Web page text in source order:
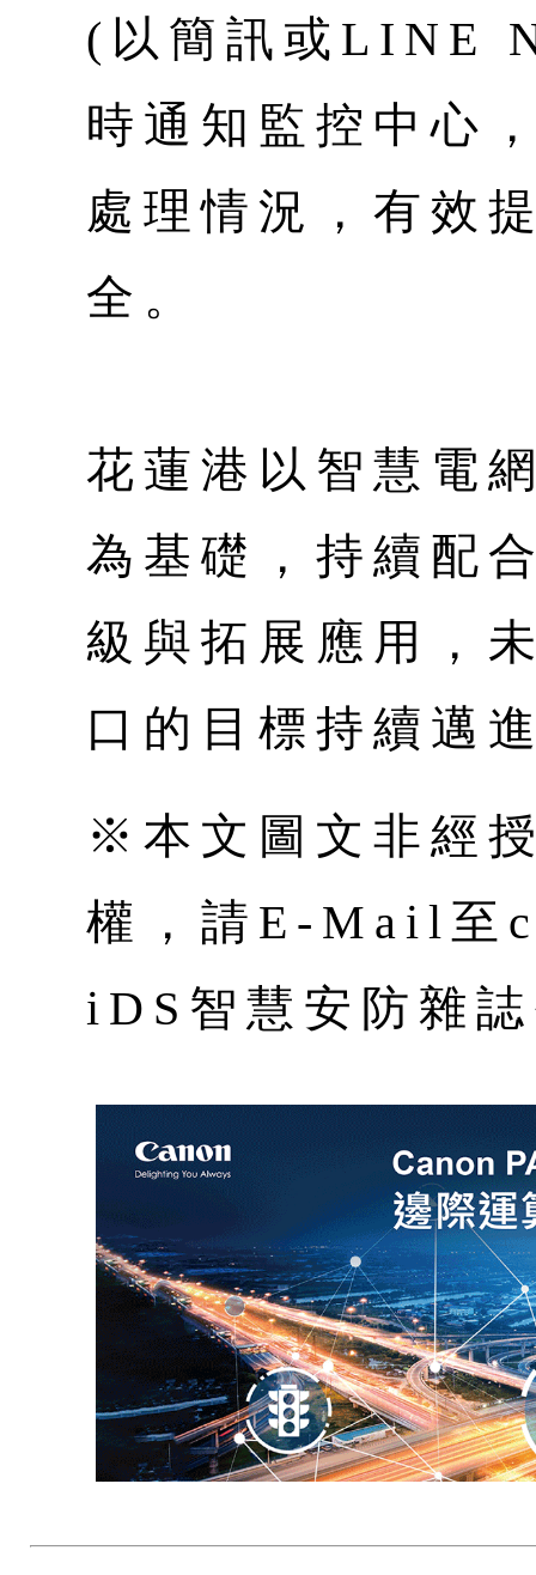
(以簡訊或LINE
時通知監控中心
處理情況，有效
全。
花蓮港以智慧電
為基礎，持續配
級與拓展應用，
口的目標持續邁
※本文圖文非經
權，請E-Mail至
iDS智慧安防雜